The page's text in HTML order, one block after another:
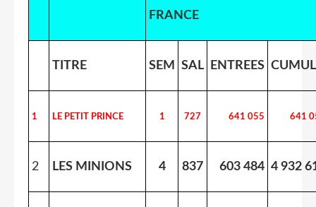
FRANCE
TITRE SEM SAL ENTREES CUMUL
1 LE PETIT PRINCE 1 727 641 055 641
2 LES MINIONS 4 837 603 484 4 932